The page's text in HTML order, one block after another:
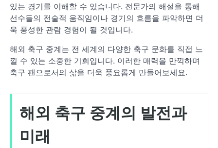
있는 경기를 이해할 수 있습니다. 전문가의 해설을 통해
선수들의 전술적 움직임이나 경기의 흐름을 파악하면 더
욱 풍성한 관람 경험이 될 것입니다.
해외 축구 중계는 전 세계의 다양한 축구 문화를 직접 느
낄 수 있는 소중한 기회입니다. 이러한 매력을 만끽하며
축구 팬으로서의 삶을 더욱 풍요롭게 만들어보세요.
해외 축구 중계의 발전과
미래